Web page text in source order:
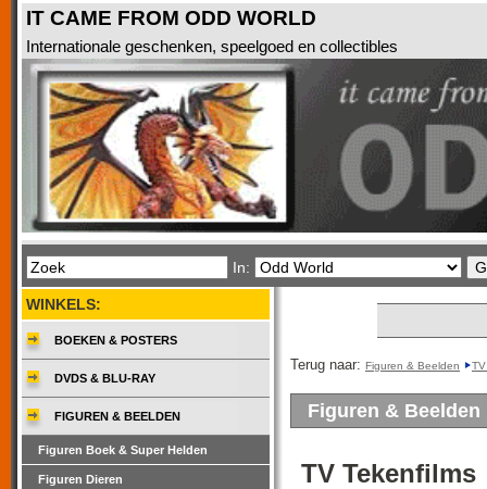
IT CAME FROM ODD WORLD
Internationale geschenken, speelgoed en collectibles
In:
Terug naar: Figuren & Beelden
Figuren & Beelden
TV Tekenfilms
WINKELS:
BOEKEN & POSTERS
DVDS & BLU-RAY
FIGUREN & BEELDEN
Figuren Boek & Super Helden
Figuren Dieren